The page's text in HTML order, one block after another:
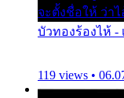
จะตั้งชื่อให้ ว่า
บัวทองร้องไห้ -
119 views •